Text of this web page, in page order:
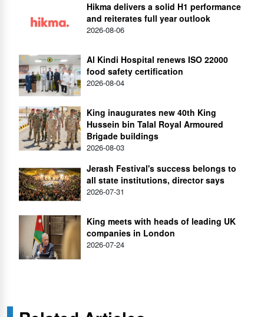
Hikma delivers a solid H1 performance
and reiterates full year outlook
2026-08-06
Al Kindi Hospital renews ISO 22000
food safety certification
2026-08-04
King inaugurates new 40th King
Hussein bin Talal Royal Armoured
Brigade buildings
2026-08-03
Jerash Festival's success belongs to
all state institutions, director says
2026-07-31
King meets with heads of leading UK
companies in London
2026-07-24